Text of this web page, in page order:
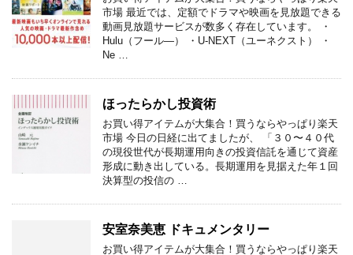
市場 最近では、定額でドラマや映画を見放題できる
動画見放題サービスが数多く存在しています。 ・
Hulu（フール―） ・U-NEXT（ユーネクスト） ・
Ne …
ほったらかし投資術
お買い得アイテムが大集合！買うならやっぱり楽天
市場 今日の日経に出てましたが、 「３０〜４０代
の現役世代が長期運用向きの投資信託を通じて資産
形成に動き出している。長期運用を見据えた年１回
決算型の投信の …
安室奈美恵 ドキュメンタリー
お買い得アイテムが大集合！買うならやっぱり楽天